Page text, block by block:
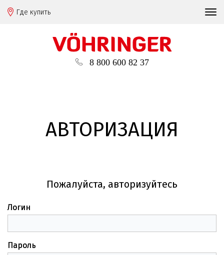
Где купить
8 800 600 82 37
АВТОРИЗАЦИЯ
Пожалуйста, авторизуйтесь
Логин
Пароль